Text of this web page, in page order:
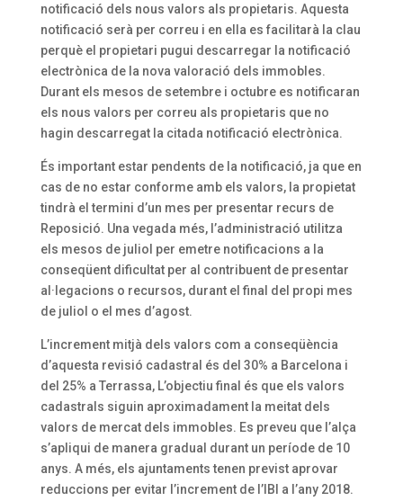
notificació dels nous valors als propietaris. Aquesta
notificació serà per correu i en ella es facilitarà la clau
perquè el propietari pugui descarregar la notificació
electrònica de la nova valoració dels immobles.
Durant els mesos de setembre i octubre es notificaran
els nous valors per correu als propietaris que no
hagin descarregat la citada notificació electrònica.
És important estar pendents de la notificació, ja que en
cas de no estar conforme amb els valors, la propietat
tindrà el termini d’un mes per presentar recurs de
Reposició. Una vegada més, l’administració utilitza
els mesos de juliol per emetre notificacions a la
conseqüent dificultat per al contribuent de presentar
al·legacions o recursos, durant el final del propi mes
de juliol o el mes d’agost.
L’increment mitjà dels valors com a conseqüència
d’aquesta revisió cadastral és del 30% a Barcelona i
del 25% a Terrassa, L’objectiu final és que els valors
cadastrals siguin aproximadament la meitat dels
valors de mercat dels immobles. Es preveu que l’alça
s’apliqui de manera gradual durant un període de 10
anys. A més, els ajuntaments tenen previst aprovar
reduccions per evitar l’increment de l’IBI a l’any 2018.